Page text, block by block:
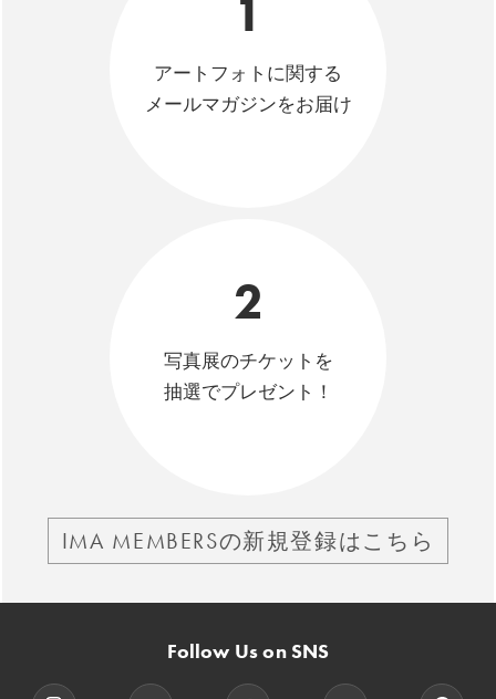
1
アートフォトに関する
メールマガジンをお届け
2
写真展のチケットを
抽選でプレゼント！
IMA MEMBERSの新規登録はこちら
Follow Us on SNS